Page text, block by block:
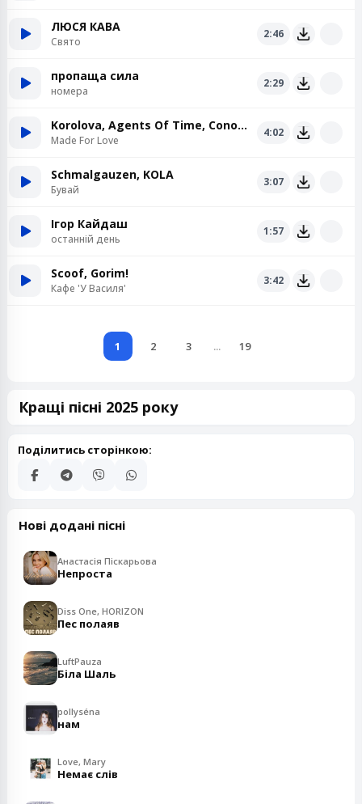
ЛЮСЯ КАВА
Свято
2:46
пропаща сила
номера
2:29
Korolova, Agents Of Time, Conor Ross
Made For Love
4:02
Schmalgauzen, KOLA
Бувай
3:07
Ігор Кайдаш
останній день
1:57
Scoof, Gorim!
Кафе 'У Василя'
3:42
1 2 3 ... 19
Кращі пісні 2025 року
Поділитись сторінкою:
Нові додані пісні
Анастасія Піскарьова
Непроста
Diss One, HORIZON
Пес полаяв
LuftPauza
Біла Шаль
pollyséna
нам
Love, Mary
Немає слів